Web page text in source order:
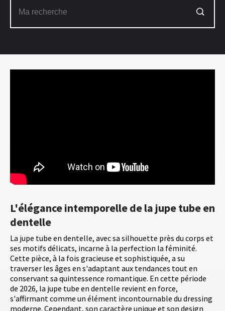
L'élégance intemporelle de la jupe tube en
dentelle
La jupe tube en dentelle, avec sa silhouette près du corps et
ses motifs délicats, incarne à la perfection la féminité.
Cette pièce, à la fois gracieuse et sophistiquée, a su
traverser les âges en s'adaptant aux tendances tout en
conservant sa quintessence romantique. En cette période
de 2026, la jupe tube en dentelle revient en force,
s'affirmant comme un élément incontournable du dressing
moderne. Cependant, son caractère unique et son design